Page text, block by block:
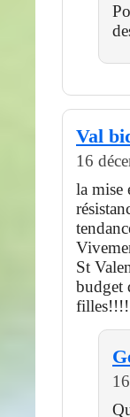
Val
16
la mise
St
budget
filles!!!!